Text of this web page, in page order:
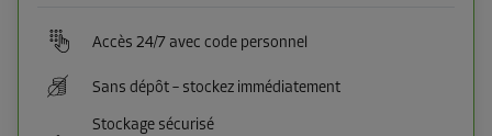
Accès 24/7 avec code personnel
Sans dépôt – stockez immédiatement
Stockage sécurisé